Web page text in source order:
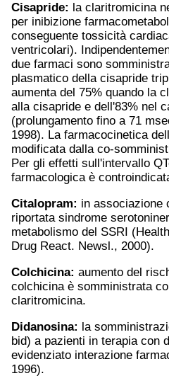
Cisapride: la claritromicina
per inibizione
conseguente tossicità
ventricolari).
due farmaci sono
plasmatico della cisapride
aumenta del 75% quando la
alla cisapride e dell'83% nel
(prolungamento fino a 71
1998). La farmacocinetica
modificata dalla co-
Per gli effetti sull'intervallo
farmacologica è
Citalopram: in associazione
riportata sindrome
metabolismo del SSRI
Drug React. Newsl., 2000).
Colchicina: aumento del
colchicina è somministrata
claritromicina.
Didanosina: la
bid) a pazienti in terapia con
evidenziato interazione
1996).